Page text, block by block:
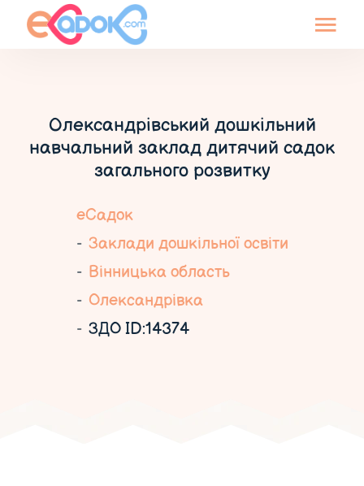
Олександрівський дошкільний
навчальний заклад дитячий садок
загального розвитку
еСадок
Заклади дошкільної освіти
Вінницька область
Олександрівка
ЗДО ID:14374